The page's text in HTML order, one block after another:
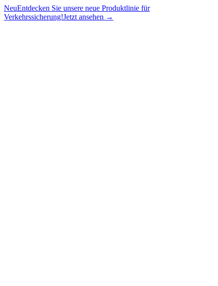
NeuEntdecken Sie unsere neue Produktlinie für
Verkehrssicherung!Jetzt ansehen →